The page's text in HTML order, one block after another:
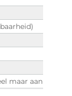
maar